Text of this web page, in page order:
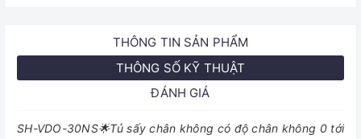
THÔNG TIN SẢN PHẨM
THÔNG SỐ KỸ THUẬT
ĐÁNH GIÁ
SH-VDO-30NS🌟Tủ sấy chân không có độ chân không 0 tới